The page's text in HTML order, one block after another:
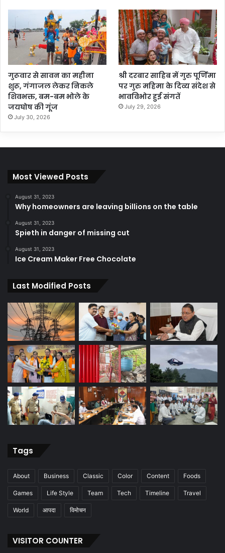
गुरूवार से सावन का महीना
शुरू, गंगाजल लेकर निकले
शिवभक्त, बम-बम भोले के
जयघोष की गूंज
July 30, 2026
श्री दरबार साहिब में गुरु पूर्णिमा
पर गुरु महिमा के दिव्य संदेश से
भावविभोर हुई संगतें
July 29, 2026
Most Viewed Posts
August 31, 2023
Why homeowners are leaving billions on the table
August 31, 2023
Spieth in danger of missing cut
August 31, 2023
Ice Cream Maker Free Chocolate
Last Modified Posts
Tags
About Business Classic Color Content Foods
Games Life Style Team Tech Timeline Travel
World आपदा विमोचन
VISITOR COUNTER